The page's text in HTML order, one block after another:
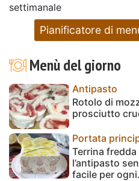
settimanale
Pianificatore di
Menù del giorno
Antipasto
Rotolo di
prosciutto
Portata
Terrina
l’antipasto
facile per